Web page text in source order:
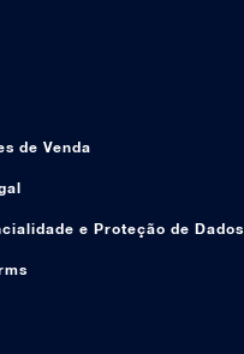
de Venda
e Proteção de Dados